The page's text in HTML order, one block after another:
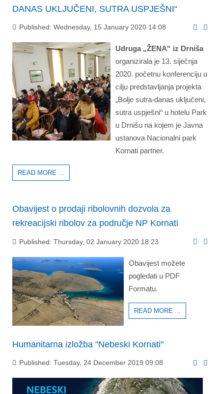
DANAS UKLJUČENI, SUTRA USPJEŠNI“
Published: Wednesday, 15 January 2020 14:08
Udruga „ŽENA“ iz Drniša
organizirala je 13. siječnja
2020. početnu konferenciju u
cilju predstavljanja projekta
„Bolje sutra-danas uključeni,
sutra uspješni“ u hotelu Park
u Drnišu na kojem je Javna
ustanova Nacionalni park
Kornati partner.
READ MORE ...
Obavijest o prodaji ribolovnih dozvola za
rekreacijski ribolov za područje NP Kornati
Published: Thursday, 02 January 2020 18:23
Obavijest možete
pogledati u PDF
Formatu.
READ MORE ...
Humanitarna izložba "Nebeski Kornati"
Published: Tuesday, 24 December 2019 09:08